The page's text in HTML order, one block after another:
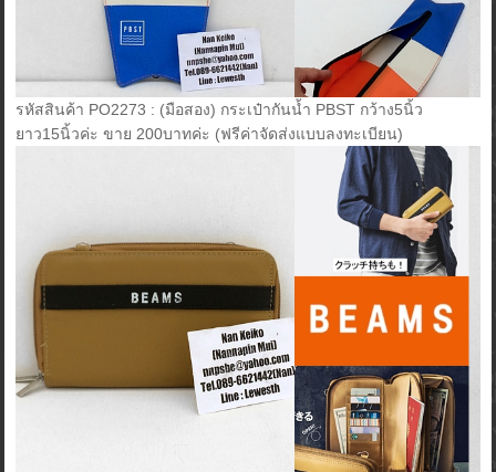
รหัสสินค้า PO2273 : (มือสอง) กระเป๋ากันน้ำ PBST กว้าง5นิ้ว
ยาว15นิ้วค่ะ ขาย 200บาทค่ะ (ฟรีค่าจัดส่งแบบลงทะเบียน)